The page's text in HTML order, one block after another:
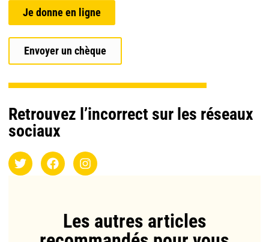
Je donne en ligne
Envoyer un chèque
Retrouvez l’incorrect sur les réseaux
sociaux
Les autres articles